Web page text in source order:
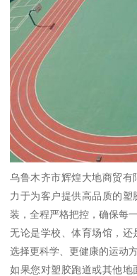
乌鲁木齐市辉煌大地商贸
力于为客户提供高品质的
装，全程严格把控，确保每
无论是学校、体育场馆，
选择更科学、更健康的运动方
如果您对塑胶跑道或其他